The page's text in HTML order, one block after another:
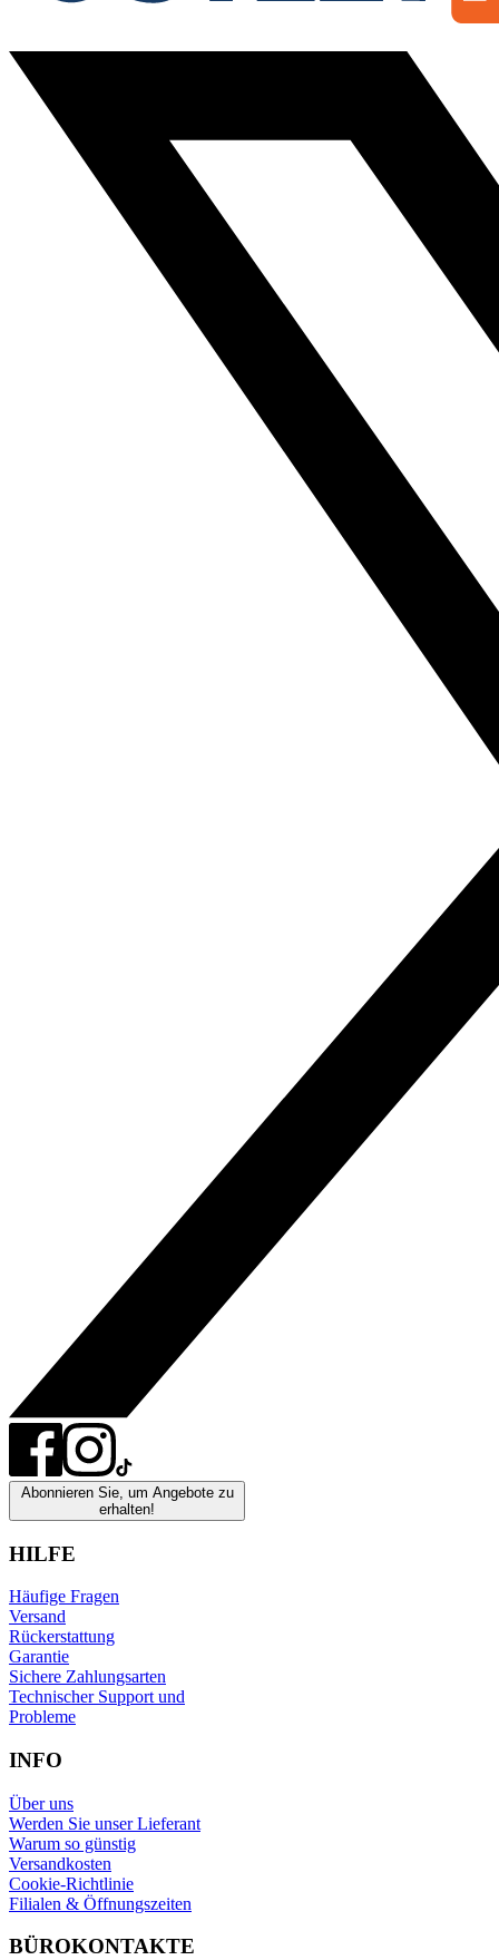
Abonnieren Sie, um Angebote zu
erhalten!
HILFE
Häufige Fragen
Versand
Rückerstattung
Garantie
Sichere Zahlungsarten
Technischer Support und
Probleme
INFO
Über uns
Werden Sie unser Lieferant
Warum so günstig
Versandkosten
Cookie-Richtlinie
Filialen & Öffnungszeiten
BÜROKONTAKTE